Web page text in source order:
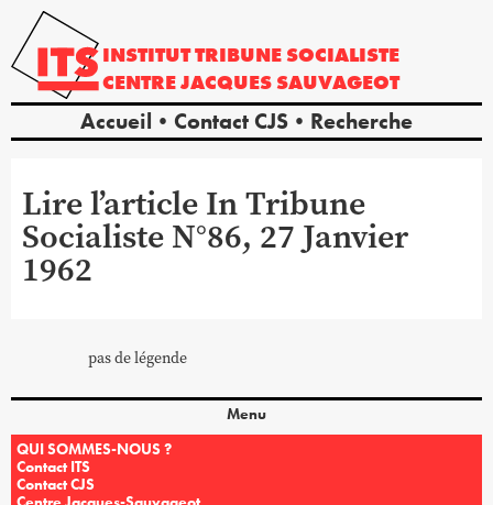
INSTITUTTRIBUNE SOCIALISTE
CENTREJACQUES SAUVAGEOT
Accueil Contact CJS Recherche
Lire l’article In Tribune
Socialiste N°86, 27 Janvier
1962
pas de légende
Menu
QUI SOMMES-NOUS ?
Contact ITS
Contact CJS